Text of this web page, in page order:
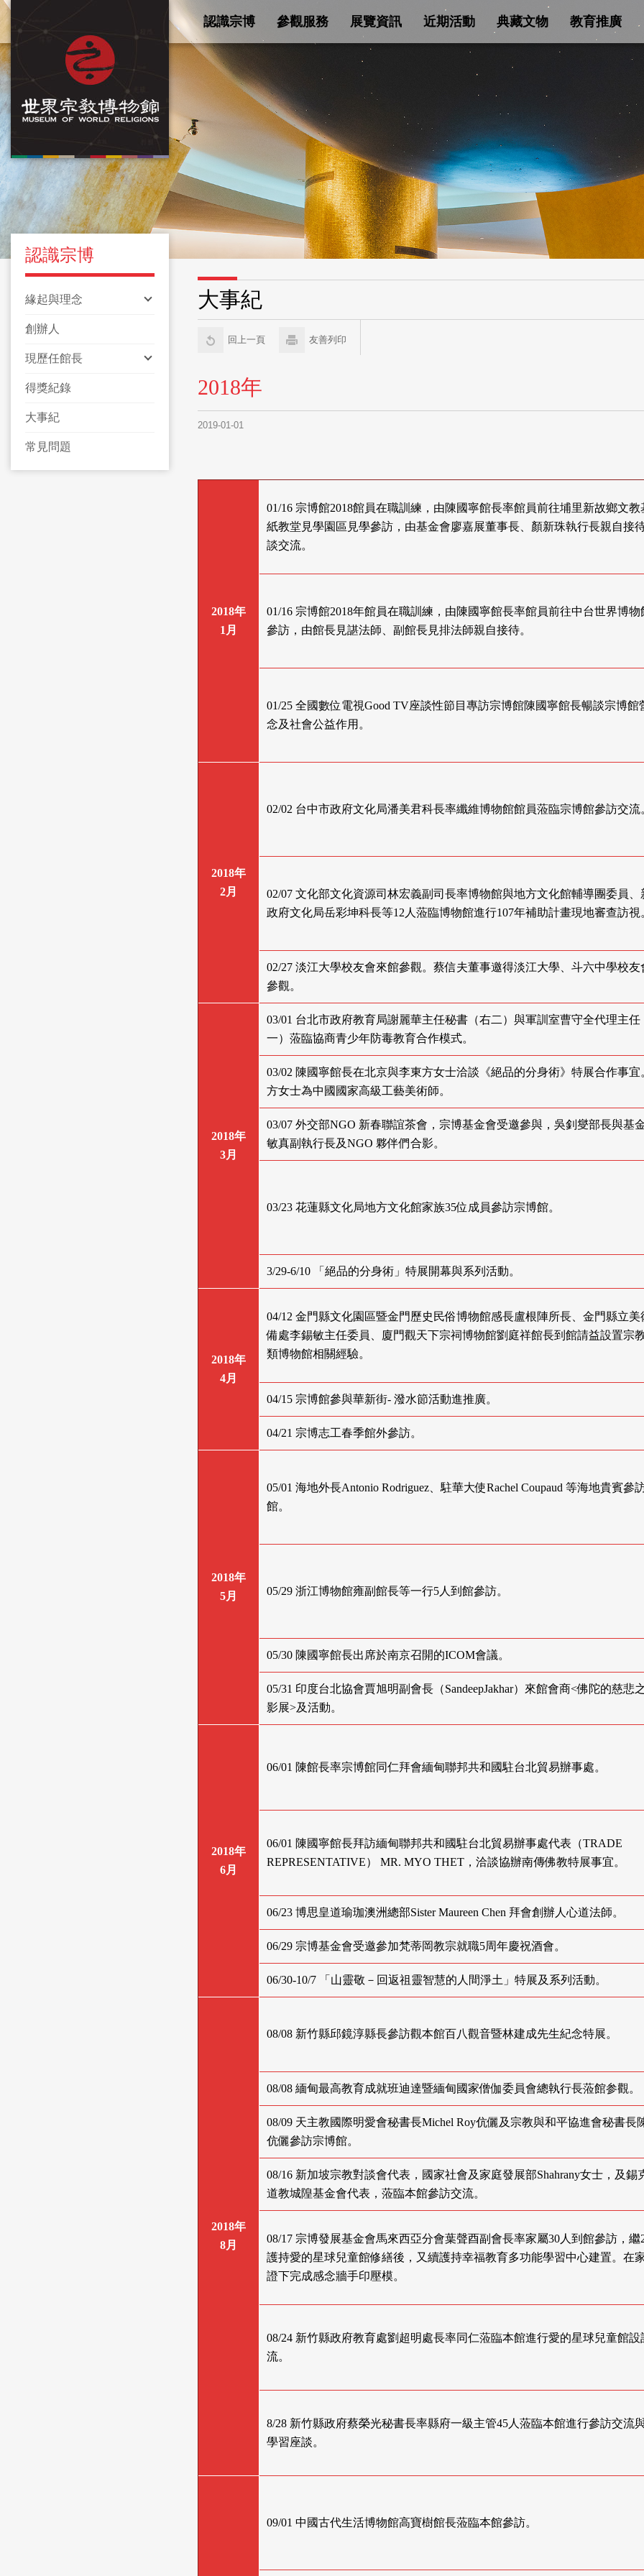
認識宗博 參觀服務 展覽資訊 近期活動 典藏文物 教育推廣
認識宗博
緣起與理念
創辦人
現歷任館長
得獎紀錄
大事紀
常見問題
大事紀
回上一頁 友善列印
2018年
2019-01-01
2018年
1月
01/16 宗博館2018館員在職訓練，由陳國寧館長率館員前往埔里新故鄉文教
紙教堂見學園區見學參訪，由基金會廖嘉展董事長、顏新珠執行長親自接
談交流。
01/16 宗博館2018年館員在職訓練，由陳國寧館長率館員前往中台世界博物
參訪，由館長見諶法師、副館長見排法師親自接待。
01/25 全國數位電視Good TV座談性節目專訪宗博館陳國寧館長暢談宗博館
念及社會公益作用。
2018年
2月
02/02 台中市政府文化局潘美君科長率纖維博物館館員蒞臨宗博館參訪交流
02/07 文化部文化資源司林宏義副司長率博物館與地方文化館輔導團委員、
政府文化局岳彩坤科長等12人蒞臨博物館進行107年補助計畫現地審查訪視
02/27 淡江大學校友會來館參觀。蔡信夫董事邀得淡江大學、斗六中學校友
參觀。
2018年
3月
03/01 台北市政府教育局謝麗華主任秘書（右二）與軍訓室曹守全代理主任
一）蒞臨協商青少年防毒教育合作模式。
03/02 陳國寧館長在北京與李東方女士洽談《絕品的分身術》特展合作事宜
方女士為中國國家高級工藝美術師。
03/07 外交部NGO 新春聯誼茶會，宗博基金會受邀參與，吳釗燮部長與基
敏真副執行長及NGO 夥伴們合影。
03/23 花蓮縣文化局地方文化館家族35位成員參訪宗博館。
3/29-6/10 「絕品的分身術」特展開幕與系列活動。
2018年
4月
04/12 金門縣文化園區暨金門歷史民俗博物館感長盧根陣所長、金門縣立美
備處李錫敏主任委員、廈門觀天下宗祠博物館劉庭祥館長到館請益設置宗
類博物館相關經驗。
04/15 宗博館參與華新街- 潑水節活動進推廣。
04/21 宗博志工春季館外參訪。
2018年
5月
05/01 海地外長Antonio Rodriguez、駐華大使Rachel Coupaud 等海地貴賓參
館。
05/29 浙江博物館雍副館長等一行5人到館參訪。
05/30 陳國寧館長出席於南京召開的ICOM會議。
05/31 印度台北協會賈旭明副會長（SandeepJakhar）來館會商<佛陀的慈悲
影展>及活動。
2018年
6月
06/01 陳館長率宗博館同仁拜會緬甸聯邦共和國駐台北貿易辦事處。
06/01 陳國寧館長拜訪緬甸聯邦共和國駐台北貿易辦事處代表（TRADE
REPRESENTATIVE） MR. MYO THET，洽談協辦南傳佛教特展事宜。
06/23 博思皇道瑜珈澳洲總部Sister Maureen Chen 拜會創辦人心道法師。
06/29 宗博基金會受邀參加梵蒂岡教宗就職5周年慶祝酒會。
06/30-10/7 「山靈敬－回返祖靈智慧的人間淨土」特展及系列活動。
2018年
8月
08/08 新竹縣邱鏡淳縣長參訪觀本館百八觀音暨林建成先生紀念特展。
08/08 緬甸最高教育成就班迪達暨緬甸國家僧伽委員會總執行長蒞館参觀。
08/09 天主教國際明愛會秘書長Michel Roy伉儷及宗教與和平協進會秘書長
伉儷參訪宗博館。
08/16 新加坡宗教對談會代表，國家社會及家庭發展部Shahrany女士，及錫
道教城隍基金會代表，蒞臨本館參訪交流。
08/17 宗博發展基金會馬來西亞分會葉聲酉副會長率家屬30人到館參訪，繼
護持愛的星球兒童館修繕後，又續護持幸福教育多功能學習中心建置。在
證下完成感念牆手印壓模。
08/24 新竹縣政府教育處劉超明處長率同仁蒞臨本館進行愛的星球兒童館設
流。
8/28 新竹縣政府蔡榮光秘書長率縣府一級主管45人蒞臨本館進行參訪交流
學習座談。
09/01 中國古代生活博物館高寶樹館長蒞臨本館參訪。